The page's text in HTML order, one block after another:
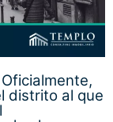
distrito al que